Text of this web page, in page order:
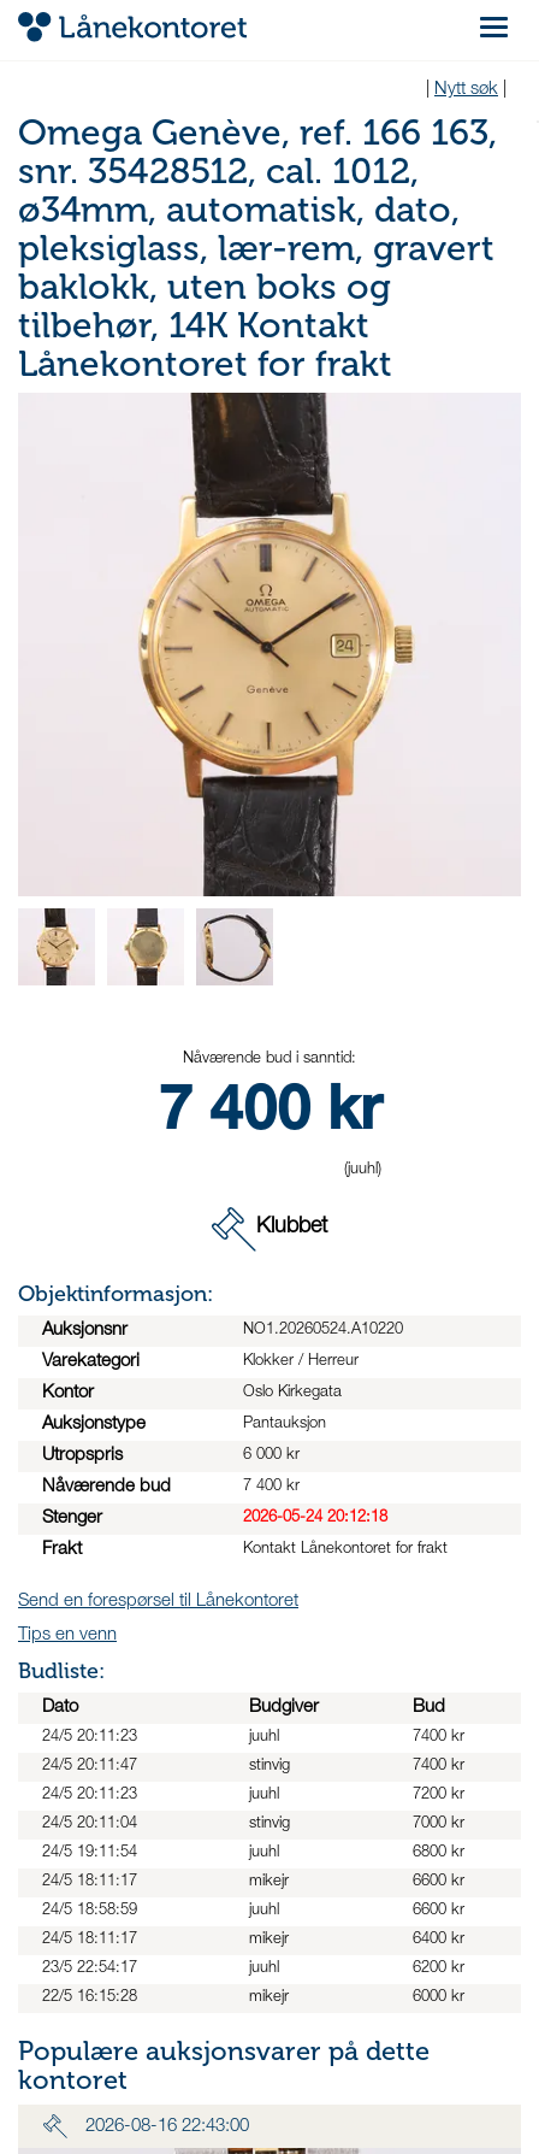
Nytt søk
Omega Genève, ref. 166 163,
snr. 35428512, cal. 1012,
ø34mm, automatisk, dato,
pleksiglass, lær-rem, gravert
baklokk, uten boks og
tilbehør, 14K Kontakt
Lånekontoret for frakt
Nåværende bud i sanntid:
7 400 kr
(juuhl)
Klubbet
Objektinformasjon:
Auksjonsnr NO1.20260524.A10220
Varekategori Klokker / Herreur
Kontor Oslo Kirkegata
Auksjonstype Pantauksjon
Utropspris 6 000 kr
Nåværende bud 7 400 kr
Stenger 2026-05-24 20:12:18
Frakt Kontakt Lånekontoret for frakt
Send en forespørsel til Lånekontoret
Tips en venn
Budliste:
Dato Budgiver Bud
24/5 20:11:23 juuhl
7400 kr
24/5 20:11:47
stinvig
7400 kr
24/5 20:11:23
juuhl
7200 kr
24/5 20:11:04
stinvig
7000 kr
24/5 19:11:54
juuhl
6800 kr
24/5 18:11:17
mikejr
6600 kr
24/5 18:58:59
juuhl
6600 kr
24/5 18:11:17
mikejr
6400 kr
23/5 22:54:17
juuhl
6200 kr
22/5 16:15:28
mikejr 6000 kr
Populære auksjonsvarer på dette
kontoret
2026-08-16 22:43:00